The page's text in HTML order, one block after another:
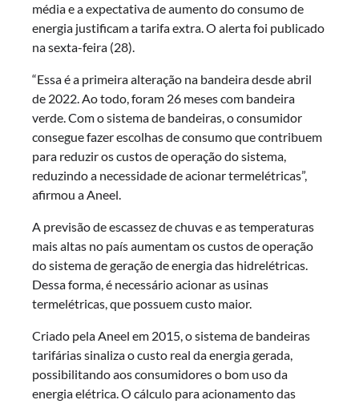
média e a expectativa de aumento do consumo de
energia justificam a tarifa extra. O alerta foi publicado
na sexta-feira (28).
“Essa é a primeira alteração na bandeira desde abril
de 2022. Ao todo, foram 26 meses com bandeira
verde. Com o sistema de bandeiras, o consumidor
consegue fazer escolhas de consumo que contribuem
para reduzir os custos de operação do sistema,
reduzindo a necessidade de acionar termelétricas”,
afirmou a Aneel.
A previsão de escassez de chuvas e as temperaturas
mais altas no país aumentam os custos de operação
do sistema de geração de energia das hidrelétricas.
Dessa forma, é necessário acionar as usinas
termelétricas, que possuem custo maior.
Criado pela Aneel em 2015, o sistema de bandeiras
tarifárias sinaliza o custo real da energia gerada,
possibilitando aos consumidores o bom uso da
energia elétrica. O cálculo para acionamento das